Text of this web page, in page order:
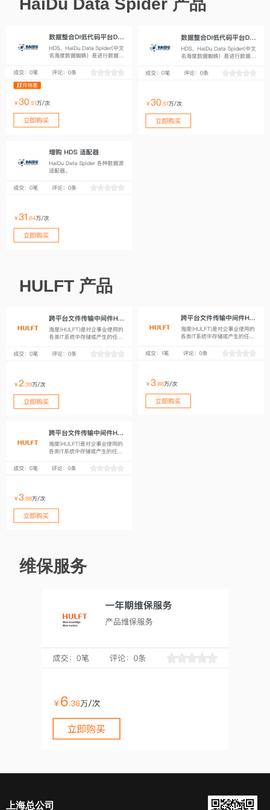
HaiDu Data Spider 产品
HULFT 产品
维保服务
上海总公司